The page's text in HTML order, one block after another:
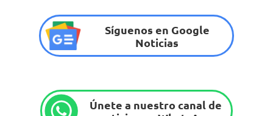
Síguenos en Google
Noticias
Únete a nuestro canal de